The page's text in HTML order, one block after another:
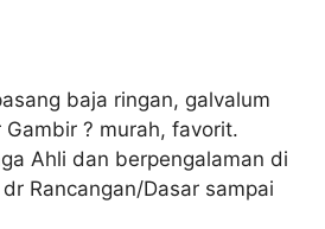
baja ringan, galvalum
Gambir ? murah, favorit.
Ahli dan berpengalaman di
Rancangan/Dasar sampai